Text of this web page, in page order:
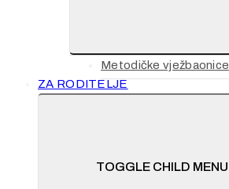
Metodičke vježbaonice
ZA RODITELJE
TOGGLE CHILD MENU